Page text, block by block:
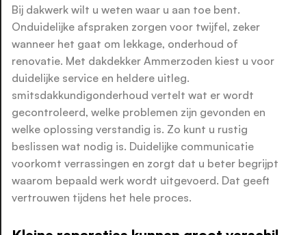
Bij dakwerk wilt u weten waar u aan toe bent.
Onduidelijke afspraken zorgen voor twijfel, zeker
wanneer het gaat om lekkage, onderhoud of
renovatie. Met dakdekker Ammerzoden kiest u voor
duidelijke service en heldere uitleg.
smitsdakkundigonderhoud vertelt wat er wordt
gecontroleerd, welke problemen zijn gevonden en
welke oplossing verstandig is. Zo kunt u rustig
beslissen wat nodig is. Duidelijke communicatie
voorkomt verrassingen en zorgt dat u beter begrijpt
waarom bepaald werk wordt uitgevoerd. Dat geeft
vertrouwen tijdens het hele proces.